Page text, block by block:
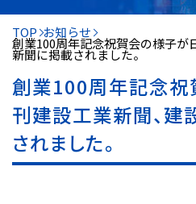
TOP お知らせ
創業100周年記念祝賀会の様子が
新聞に掲載されました。
創業100周年記念祝
刊建設工業新聞、
されました。